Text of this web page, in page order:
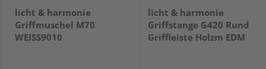
licht & harmonie
Griffmuschel M70
WEISS9010
licht & harmonie
Griffstange G420 Rund
Griffleiste Holzm EDM